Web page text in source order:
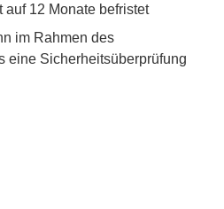
auf 12 Monate befristet
im Rahmen des
eine Sicherheitsüberprüfung